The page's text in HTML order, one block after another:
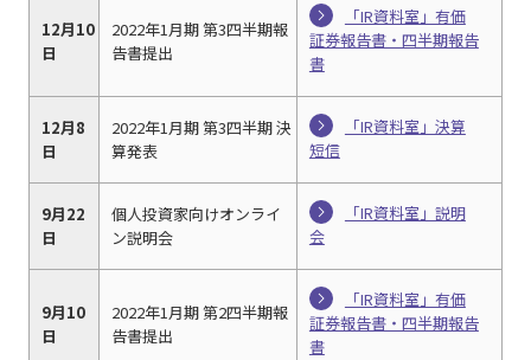
12月10
日
2022年1月期 第3四半期報
告書提出
「IR資料室」有価
証券報告書・四半期報告
書
12月8
日
2022年1月期 第3四半期 決
算発表
「IR資料室」決算
短信
9月22
日
個人投資家向けオンライ
ン説明会
「IR資料室」説明
会
9月10
日
2022年1月期 第2四半期報
告書提出
「IR資料室」有価
証券報告書・四半期報告
書